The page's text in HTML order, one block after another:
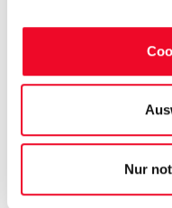
Nur
Schönebeck –
Kartenansicht
An dieser Stelle
Allerdings